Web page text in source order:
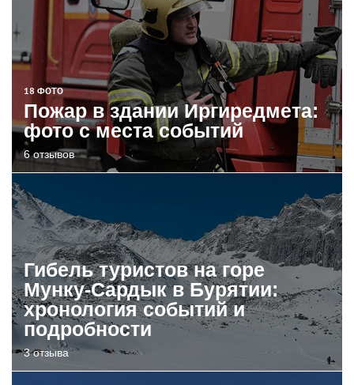
18 ФОТО
Пожар в здании Иргиредмета:
фото с места событий
6 отзывов
Гибель туристов на горе
Мунку-Сардык в Бурятии:
хронология событий и
подробности
3 отзыва